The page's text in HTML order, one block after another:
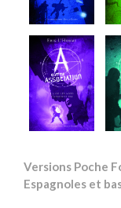
Versions Poche
Espagnoles et